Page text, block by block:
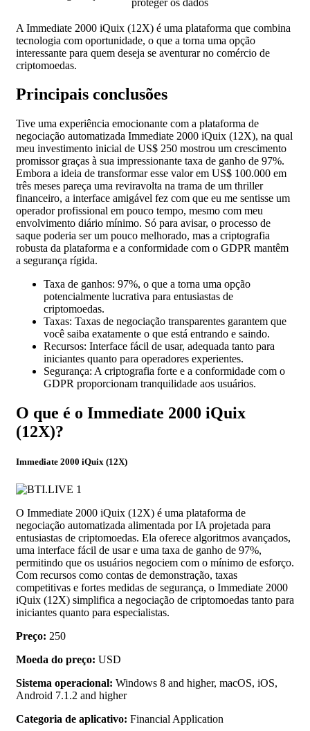
A Immediate 2000 iQuix (12X) é uma plataforma que combina
tecnologia com oportunidade, o que a torna uma opção
interessante para quem deseja se aventurar no comércio de
criptomoedas.
Principais conclusões
Tive uma experiência emocionante com a plataforma de
negociação automatizada Immediate 2000 iQuix (12X), na qual
meu investimento inicial de US$ 250 mostrou um crescimento
promissor graças à sua impressionante taxa de ganho de 97%.
Embora a ideia de transformar esse valor em US$ 100.000 em
três meses pareça uma reviravolta na trama de um thriller
financeiro, a interface amigável fez com que eu me sentisse um
operador profissional em pouco tempo, mesmo com meu
envolvimento diário mínimo. Só para avisar, o processo de
saque poderia ser um pouco melhorado, mas a criptografia
robusta da plataforma e a conformidade com o GDPR mantêm
a segurança rígida.
Taxa de ganhos: 97%, o que a torna uma opção
potencialmente lucrativa para entusiastas de
criptomoedas.
Taxas: Taxas de negociação transparentes garantem que
você saiba exatamente o que está entrando e saindo.
Recursos: Interface fácil de usar, adequada tanto para
iniciantes quanto para operadores experientes.
Segurança: A criptografia forte e a conformidade com o
GDPR proporcionam tranquilidade aos usuários.
O que é o Immediate 2000 iQuix
(12X)?
Immediate 2000 iQuix (12X)
O Immediate 2000 iQuix (12X) é uma plataforma de
negociação automatizada alimentada por IA projetada para
entusiastas de criptomoedas. Ela oferece algoritmos avançados,
uma interface fácil de usar e uma taxa de ganho de 97%,
permitindo que os usuários negociem com o mínimo de esforço.
Com recursos como contas de demonstração, taxas
competitivas e fortes medidas de segurança, o Immediate 2000
iQuix (12X) simplifica a negociação de criptomoedas tanto para
iniciantes quanto para especialistas.
Preço: 250
Moeda do preço: USD
Sistema operacional: Windows 8 and higher, macOS, iOS,
Android 7.1.2 and higher
Categoria de aplicativo: Financial Application